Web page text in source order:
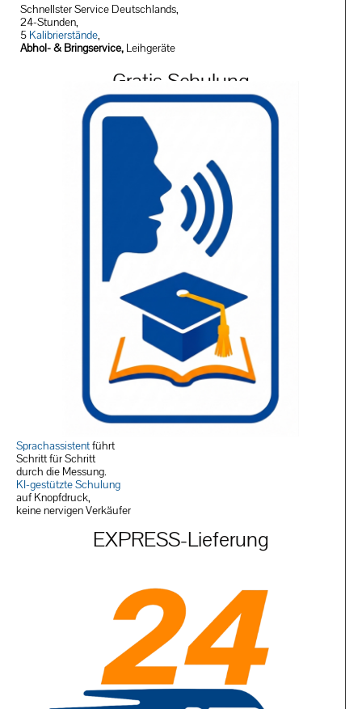
Schnellster Service Deutschlands,
24-Stunden,
5 Kalibrierstände,
Abhol- & Bringservice, Leihgeräte
Gratis Schulung
Sprachassistentführt
Schritt für Schritt
durch die Messung.
KI-gestützte Schulung
auf Knopfdruck,
keine nervigen Verkäufer
EXPRESS-Lieferung